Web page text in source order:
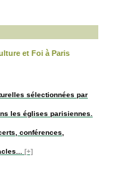
et Foi à Paris
sélectionnées par
les églises parisiennes.
conférences,
[+]